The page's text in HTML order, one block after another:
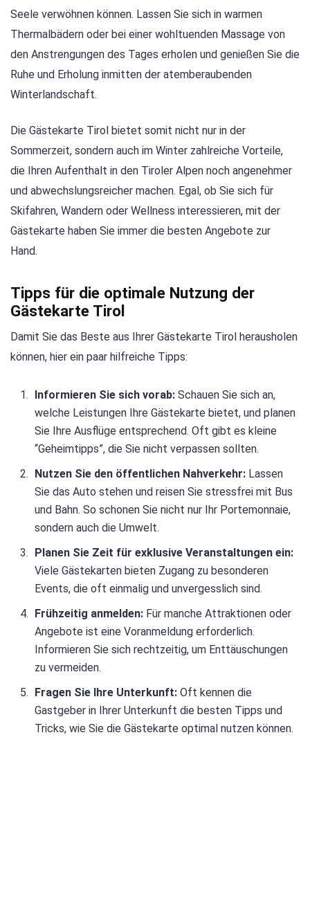
Seele verwöhnen können. Lassen Sie sich in warmen
Thermalbädern oder bei einer wohltuenden Massage von
den Anstrengungen des Tages erholen und genießen Sie die
Ruhe und Erholung inmitten der atemberaubenden
Winterlandschaft.
Die Gästekarte Tirol bietet somit nicht nur in der
Sommerzeit, sondern auch im Winter zahlreiche Vorteile,
die Ihren Aufenthalt in den Tiroler Alpen noch angenehmer
und abwechslungsreicher machen. Egal, ob Sie sich für
Skifahren, Wandern oder Wellness interessieren, mit der
Gästekarte haben Sie immer die besten Angebote zur
Hand.
Tipps für die optimale Nutzung der
Gästekarte Tirol
Damit Sie das Beste aus Ihrer Gästekarte Tirol herausholen
können, hier ein paar hilfreiche Tipps:
Informieren Sie sich vorab: Schauen Sie sich an,
welche Leistungen Ihre Gästekarte bietet, und planen
Sie Ihre Ausflüge entsprechend. Oft gibt es kleine
“Geheimtipps”, die Sie nicht verpassen sollten.
Nutzen Sie den öffentlichen Nahverkehr: Lassen
Sie das Auto stehen und reisen Sie stressfrei mit Bus
und Bahn. So schonen Sie nicht nur Ihr Portemonnaie,
sondern auch die Umwelt.
Planen Sie Zeit für exklusive Veranstaltungen ein:
Viele Gästekarten bieten Zugang zu besonderen
Events, die oft einmalig und unvergesslich sind.
Frühzeitig anmelden: Für manche Attraktionen oder
Angebote ist eine Voranmeldung erforderlich.
Informieren Sie sich rechtzeitig, um Enttäuschungen
zu vermeiden.
Fragen Sie Ihre Unterkunft: Oft kennen die
Gastgeber in Ihrer Unterkunft die besten Tipps und
Tricks, wie Sie die Gästekarte optimal nutzen können.